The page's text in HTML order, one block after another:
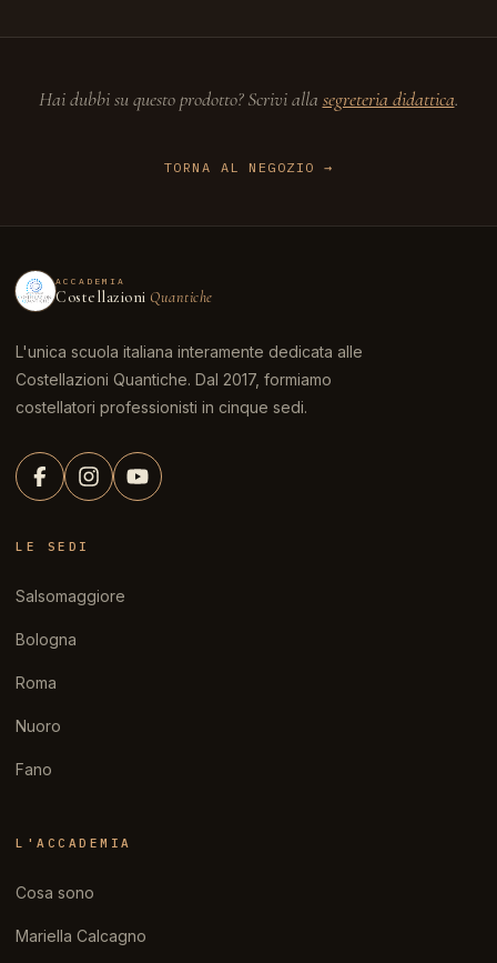
Hai dubbi su questo prodotto? Scrivi alla segreteria didattica.
TORNA AL NEGOZIO
ACCADEMIA
Costellazioni Quantiche
L'unica scuola italiana interamente dedicata alle
Costellazioni Quantiche. Dal 2017, formiamo
costellatori professionisti in cinque sedi.
LE SEDI
Salsomaggiore
Bologna
Roma
Nuoro
Fano
L'ACCADEMIA
Cosa sono
Mariella Calcagno